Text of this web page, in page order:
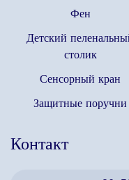
Фен
Детский
столик
Сенсорный кран
Защитные поручни
Контакт